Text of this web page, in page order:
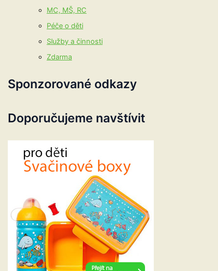
MC, MŠ, RC
Péče o děti
Služby a činnosti
Zdarma
Sponzorované odkazy
Doporučujeme navštívit